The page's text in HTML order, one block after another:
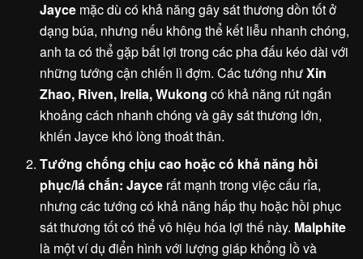
Jayce mặc dù có khả năng gây sát thương dồn tốt ở
dạng búa, nhưng nếu không thể kết liễu nhanh chóng,
anh ta có thể gặp bất lợi trong các pha đấu kéo dài với
những tướng cận chiến lì đợm. Các tướng nhưXin
Zhao, Riven, Irelia, Wukong có khả năng rút ngắn
khoảng cách nhanh chóng và gây sát thương lớn,
khiến Jayce khó lòng thoát thân.
Tướng chống chịu cao hoặc có khả năng hồi
phục/lá chắn: Jayce rất mạnh trong việc cấu rỉa,
nhưng các tướng có khả năng hấp thụ hoặc hồi phục
sát thương tốt có thể vô hiệu hóa lợi thế này. Malphite
là một ví dụ điển hình với lượng giáp khổng lồ và